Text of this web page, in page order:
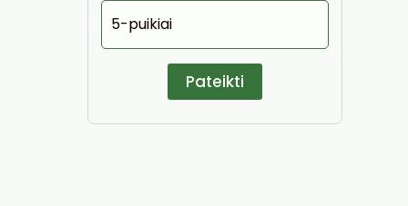
5-puikiai